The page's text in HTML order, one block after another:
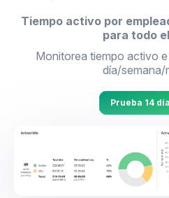
Tiempo activo por
para todo
Monitorea tiempo activo
día/semana/
Prueba 14